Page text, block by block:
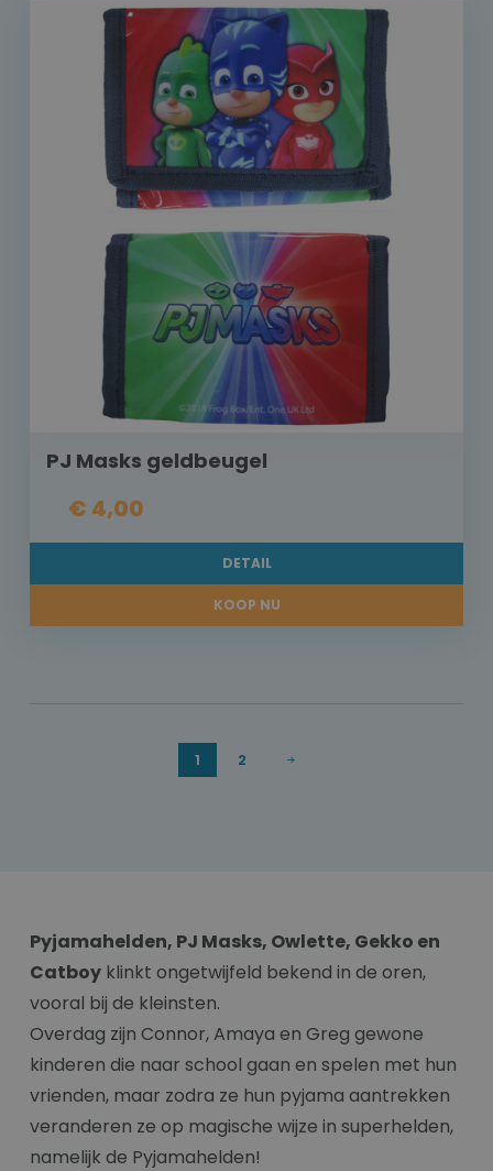
PJ Masks geldbeugel
€ 4,00
DETAIL
KOOP NU
1 2
Pyjamahelden, PJ Masks, Owlette, Gekko en
Catboy klinkt ongetwijfeld bekend in de oren,
vooral bij de kleinsten.
Overdag zijn Connor, Amaya en Greg gewone
kinderen die naar school gaan en spelen met hun
vrienden, maar zodra ze hun pyjama aantrekken
veranderen ze op magische wijze in superhelden,
namelijk de Pyjamahelden!